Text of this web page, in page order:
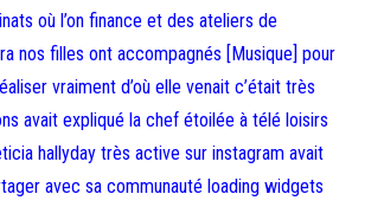
où l’on finance et des ateliers de
nos filles ont accompagnés [Musique] pour
vraiment d’où elle venait c’était très
avait expliqué la chef étoilée à télé loisirs
hallyday très active sur instagram avait
avec sa communauté loading widgets